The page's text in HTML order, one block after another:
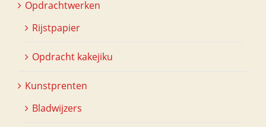
Opdrachtwerken
Rijstpapier
Opdracht kakejiku
Kunstprenten
Bladwijzers